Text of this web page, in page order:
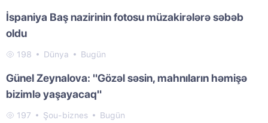
İspaniya Baş nazirinin fotosu müzakirələrə səbəb
oldu
198 Dünya Bugün
Günel Zeynalova: "Gözəl səsin, mahnıların həmişə
bizimlə yaşayacaq"
197 Şou-biznes Bugün